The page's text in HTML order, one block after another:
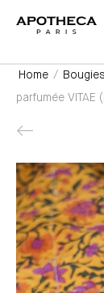
Home /
parfumée
Product